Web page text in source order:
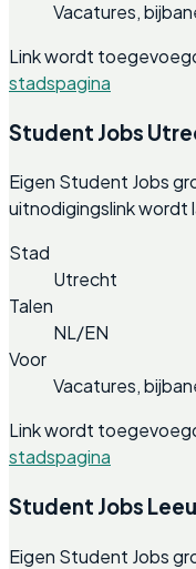
Vacatures,
Link wordt
stadspagina
Student Jobs
Eigen Student Jobs
uitnodigingslink
Stad
Utrecht
Talen
NL/EN
Voor
Vacatures,
Link wordt
stadspagina
Student Jobs
Eigen Student Jobs